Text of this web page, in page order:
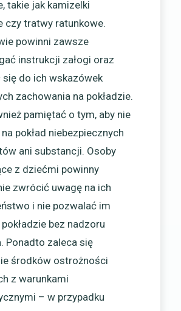
takie jak kamizelki
czy tratwy ratunkowe.
powinni zawsze
instrukcji załogi oraz
do ich wskazówek
zachowania na pokładzie.
pamiętać o tym, aby nie
pokład niebezpiecznych
ani substancji. Osoby
z dziećmi powinny
zwrócić uwagę na ich
i nie pozwalać im
bez nadzoru
Ponadto zaleca się
środków ostrożności
z warunkami
– w przypadku